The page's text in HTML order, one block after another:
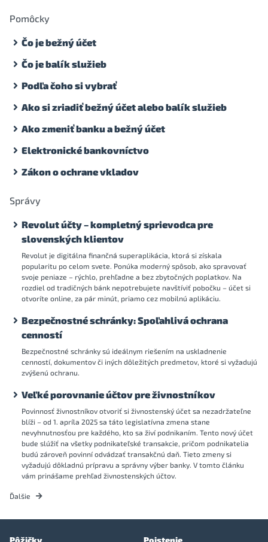
Pomôcky
Čo je bežný účet
Čo je balík služieb
Podľa čoho si vybrať
Ako si zriadiť bežný účet alebo balík služieb
Ako zmeniť banku a bežný účet
Elektronické bankovníctvo
Zákon o ochrane vkladov
Správy
Revolut účty – kompletný sprievodca pre
slovenských klientov
Revolut je digitálna finančná superaplikácia, ktorá si získala
popularitu po celom svete. Ponúka moderný spôsob, ako spravovať
svoje peniaze – rýchlo, prehľadne a bez zbytočných poplatkov. Na
rozdiel od tradičných bánk nepotrebujete navštíviť pobočku – účet si
otvoríte online, za pár minút, priamo cez mobilnú aplikáciu.
Bezpečnostné schránky: Spoľahlivá ochrana
cenností
Bezpečnostné schránky sú ideálnym riešením na uskladnenie
cenností, dokumentov či iných dôležitých predmetov, ktoré si vyžadujú
zvýšenú ochranu.
Veľké porovnanie účtov pre živnostníkov
Povinnosť živnostníkov otvoriť si živnostenský účet sa nezadržateľne
blíži – od 1. apríla 2025 sa táto legislatívna zmena stane
nevyhnutnosťou pre každého, kto sa živí podnikaním. Tento nový účet
bude slúžiť na všetky podnikateľské transakcie, pričom podnikatelia
budú zároveň povinní odvádzať transakčnú daň. Tieto zmeny si
vyžadujú dôkladnú prípravu a správny výber banky. V tomto článku
vám prinášame prehľad živnostenských účtov.
Ďalšie
Pôžičky Poistenie